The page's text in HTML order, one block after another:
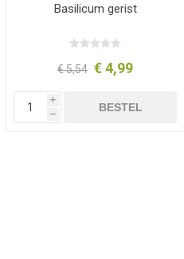
Basilicum gerist
€ 5,54 € 4,99
i
h
BESTEL